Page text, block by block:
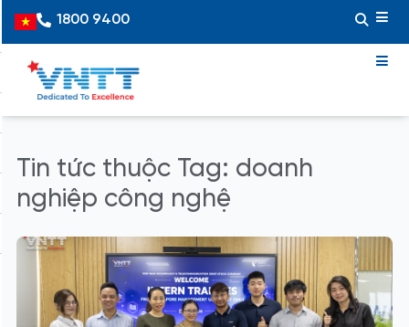
content
Vietnamese
1800 9400
Tin tức thuộc Tag: doanh
nghiệp công nghệ